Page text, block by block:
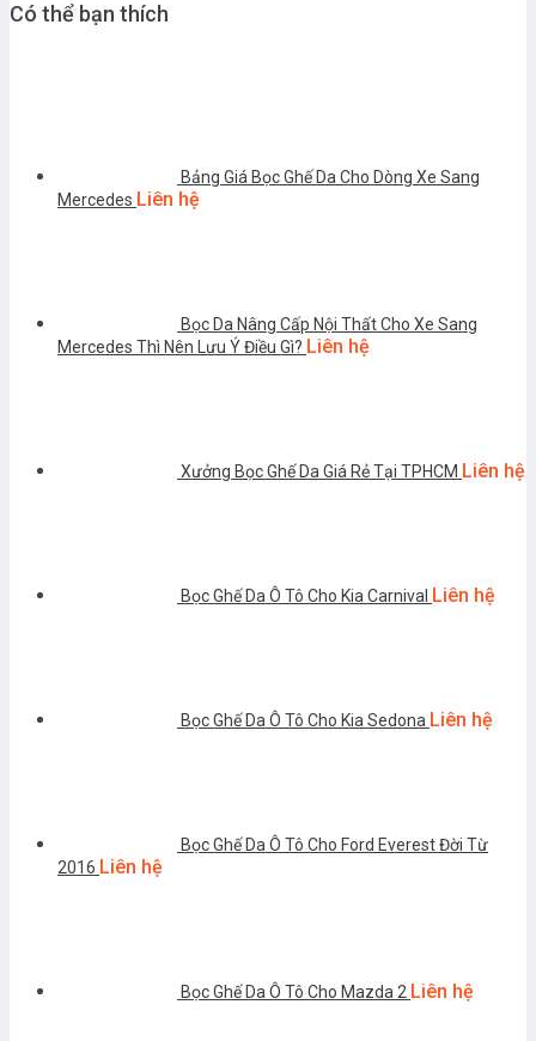
Có thể bạn thích
Bảng Giá Bọc Ghế Da Cho Dòng Xe Sang
Mercedes Liên hệ
Bọc Da Nâng Cấp Nội Thất Cho Xe Sang
Mercedes Thì Nên Lưu Ý Điều Gì? Liên hệ
Xưởng Bọc Ghế Da Giá Rẻ Tại TPHCM Liên hệ
Bọc Ghế Da Ô Tô Cho Kia Carnival Liên hệ
Bọc Ghế Da Ô Tô Cho Kia Sedona Liên hệ
Bọc Ghế Da Ô Tô Cho Ford Everest Đời Từ
2016 Liên hệ
Bọc Ghế Da Ô Tô Cho Mazda 2 Liên hệ